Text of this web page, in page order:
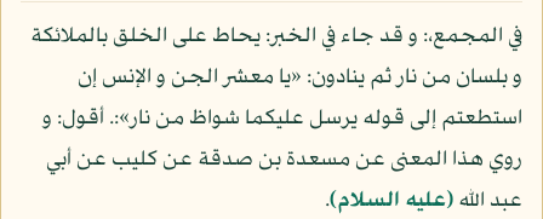
في المجمع،: و قد جاء في الخبر: يحاط على الخلق بالملائكة
و بلسان من نار ثم ينادون: «يا معشر الجن و الإنس إن
استطعتم إلى قوله يرسل عليكما شواظ من نار»:. أقول: و
روي هذا المعنى عن مسعدة بن صدقة عن كليب عن أبي
عبد الله(عليه السلام).